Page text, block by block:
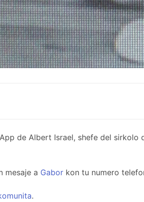
de Albert Israel, shefe del
mesaje a Gabor kon tu numero
.